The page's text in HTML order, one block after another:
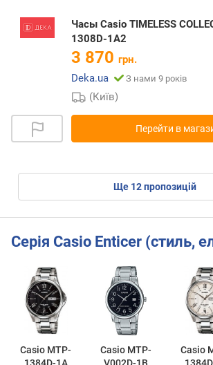
Часы Casio TIMELESS
1308D-1A2
3 870 грн.
Deka.ua
З нами 9 років
(Київ)
Перейти в
ще 12пропозицій
Серія Casio Enticer (стиль,
Casio MTP-
1384D-1A
Casio MTP-
V002D-1B
Casio